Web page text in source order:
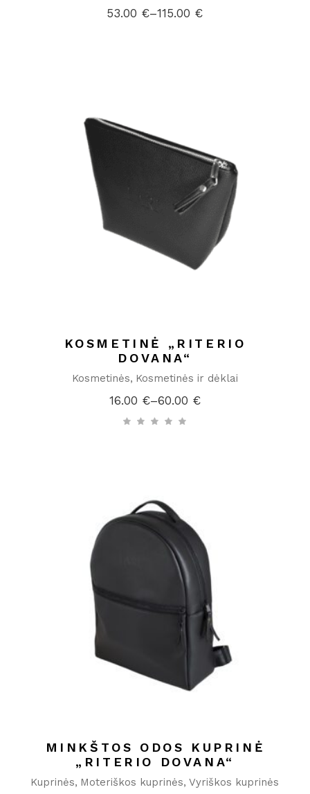
53.00 €–115.00 €
Price
KOSMETINĖ „RITERIO
DOVANA“
Kosmetinės Kosmetinės ir dėklai
16.00 €–60.00 €
Price
range:
16.00 €
MINKŠTOS ODOS KUPRINĖ
„RITERIO DOVANA“
Kuprinės Moteriškos kuprinės Vyriškos kuprinės